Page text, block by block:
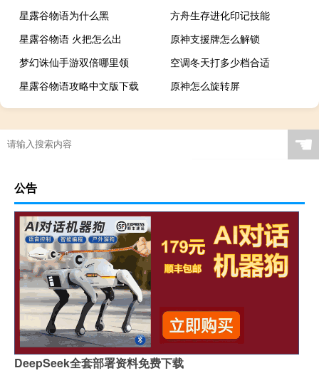
星露谷物语为什么黑
方舟生存进化印记技能
星露谷物语 火把怎么出
原神支援牌怎么解锁
梦幻诛仙手游双倍哪里领
空调冬天打多少档合适
星露谷物语攻略中文版下载
原神怎么旋转屏
☚
公告
DeepSeek全套部署资料免费下载